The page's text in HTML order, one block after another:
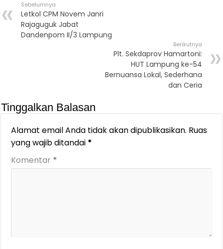
Sebelumnya
Letkol CPM Novem Janri
Rajaguguk Jabat
Dandenpom II/3 Lampung
Berikutnya
Plt. Sekdaprov Hamartoni:
HUT Lampung ke-54
Bernuansa Lokal, Sederhana
dan Ceria
Tinggalkan Balasan
Alamat email Anda tidak akan dipublikasikan. Ruas
yang wajib ditandai *
Komentar *